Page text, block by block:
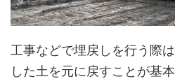
工事などで埋戻しを行う際
した土を元に戻すことが基本